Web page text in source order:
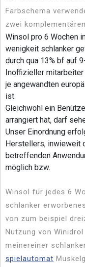
Farbschema
zwei
Winsol pro 6 Wochen
wenigkeit schlanker
durch qua 13% bf auf
Inoffizieller
je angewandten
ist.
Gleichwohl ein
arrangiert hat, darf
Unser Einordnung
Herstellers, inwieweit
betreffenden
möglich bzw.
Winsol für jedes 6
schlanker
von zum beispiel
Nutzung von
meinereiner
spielautomat